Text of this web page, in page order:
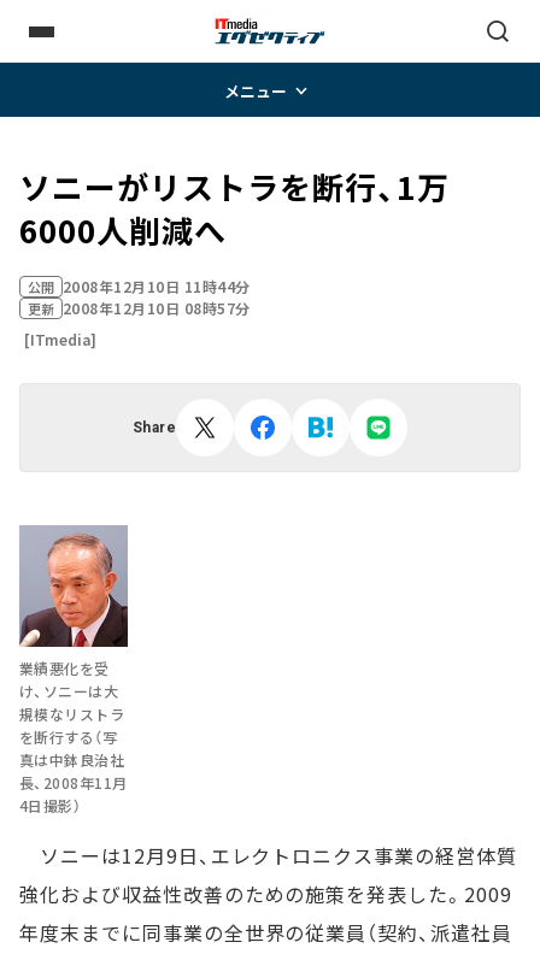
メニュー
ソニーがリストラを断行、1万
6000人削減へ
公開 2008年12月10日 11時44分
更新 2008年12月10日 08時57分
[ITmedia]
Share
業績悪化を受
け、ソニーは大
規模なリストラ
を断行する（写
真は中鉢良治社
長、2008年11月
4日撮影）
ソニーは12月9日、エレクトロニクス事業の経営体質
強化および収益性改善のための施策を発表した。2009
年度末までに同事業の全世界の従業員（契約、派遣社員